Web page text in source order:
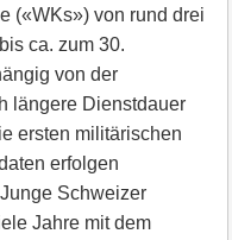
(«WKs») von rund drei
ca. zum 30.
von der
längere Dienstdauer
ersten militärischen
erfolgen
Schweizer
Jahre mit dem